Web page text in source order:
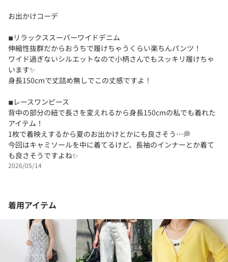
お出かけコーデ
◾︎リラックススーパーワイドデニム
伸縮性抜群だからおうちで履けちゃうくらい楽ちんパンツ！
ワイド過ぎないシルエットなので小柄さんでもスッキリ履けちゃ
います✨️
身長150cmで丈詰め無しでこの丈感ですよ！
◾︎レースワンピース
背中の部分の紐で長さを変えれるから身長150cmの私でも着れた
アイテム！
1枚で着映えするから夏のお出かけとかにも良さそう…💭
今回はキャミソールを中に着てるけど、長袖のインナーとか着て
も良さそうですよね✨️
2026/05/14
着用アイテム